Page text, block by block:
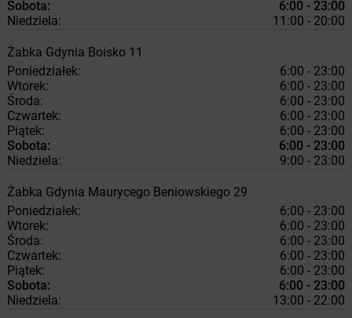
Sobota:
6:00 - 23:00
Niedziela:
11:00 - 20:00
Żabka Gdynia Boisko 11
Poniedziałek:
6:00 - 23:00
Wtorek:
6:00 - 23:00
Środa:
6:00 - 23:00
Czwartek:
6:00 - 23:00
Piątek:
6:00 - 23:00
Sobota:
6:00 - 23:00
Niedziela:
9:00 - 23:00
Żabka Gdynia Maurycego Beniowskiego 29
Poniedziałek:
6:00 - 23:00
Wtorek:
6:00 - 23:00
Środa:
6:00 - 23:00
Czwartek:
6:00 - 23:00
Piątek:
6:00 - 23:00
Sobota:
6:00 - 23:00
Niedziela:
13:00 - 22:00